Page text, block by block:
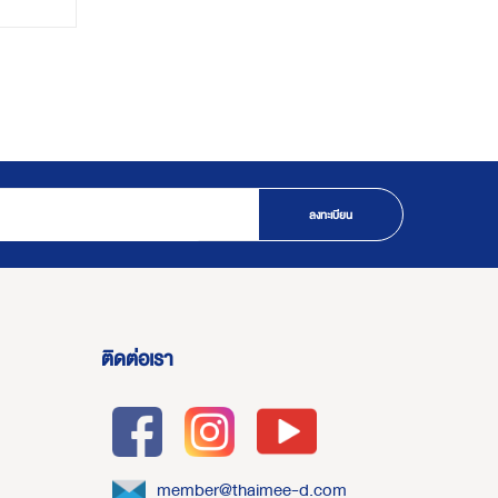
ลงทะเบียน
ติดต่อเรา
member@thaimee-d.com